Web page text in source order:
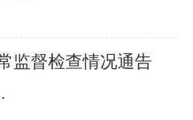
监督检查情况通告